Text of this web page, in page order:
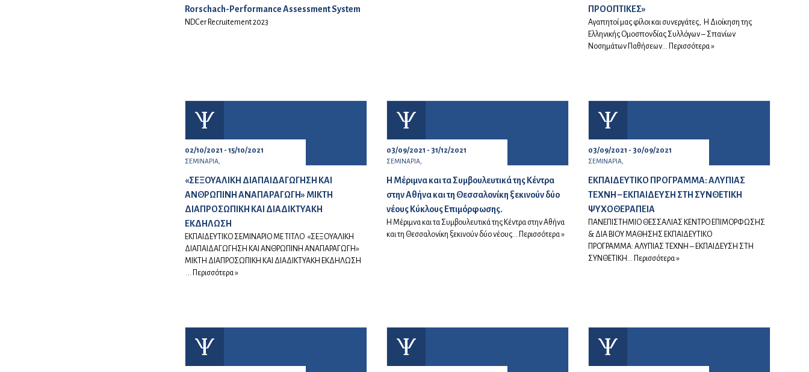
Rorschach-Performance Assessment System
NDCer Recruitement 2023
ΠΡΟΟΠΤΙΚΕΣ»
Αγαπητοί μας φίλοι και συνεργάτες, Η Διοίκηση της
Ελληνικής Ομοσπονδίας Συλλόγων – Σπανίων
Νοσημάτων Παθήσεων...
Περισσότερα »
02/10/2021 - 15/10/2021
ΣΕΜΙΝΑΡΙΑ,
«ΣΕΞΟΥΑΛΙΚΗ ΔΙΑΠΑΙΔΑΓΩΓΗΣΗ ΚΑΙ
ΑΝΘΡΩΠΙΝΗ ΑΝΑΠΑΡΑΓΩΓΗ» ΜΙΚΤΗ
ΔΙΑΠΡΟΣΩΠΙΚΗ ΚΑΙ ΔΙΑΔΙΚΤΥΑΚΗ
ΕΚΔΗΛΩΣΗ
ΕΚΠΑΙΔΕΥΤΙΚΟ ΣΕΜΙΝΑΡΙΟ ΜΕ ΤΙΤΛΟ «ΣΕΞΟΥΑΛΙΚΗ
ΔΙΑΠΑΙΔΑΓΩΓΗΣΗ ΚΑΙ ΑΝΘΡΩΠΙΝΗ ΑΝΑΠΑΡΑΓΩΓΗ»
ΜΙΚΤΗ ΔΙΑΠΡΟΣΩΠΙΚΗ ΚΑΙ ΔΙΑΔΙΚΤΥΑΚΗ ΕΚΔΗΛΩΣΗ
...
Περισσότερα »
03/09/2021 - 31/12/2021
ΣΕΜΙΝΑΡΙΑ,
Η Μέριμνα και τα Συμβουλευτικά της Κέντρα
στην Αθήνα και τη Θεσσαλονίκη ξεκινούν δύο
νέους Κύκλους Επιμόρφωσης.
Η Μέριμνα και τα Συμβουλευτικά της Κέντρα στην Αθήνα
και τη Θεσσαλονίκη ξεκινούν δύο νέους...
Περισσότερα »
03/09/2021 - 30/09/2021
ΣΕΜΙΝΑΡΙΑ,
ΕΚΠΑΙΔΕΥΤΙΚΟ ΠΡΟΓΡΑΜΜΑ: ΑΛΥΠΙΑΣ
ΤΕΧΝΗ – ΕΚΠΑΙΔΕΥΣΗ ΣΤΗ ΣΥΝΘΕΤΙΚΗ
ΨΥΧΟΘΕΡΑΠΕΙΑ
ΠΑΝΕΠΙΣΤΗΜΙΟ ΘΕΣΣΑΛΙΑΣ ΚΕΝΤΡΟ ΕΠΙΜΟΡΦΩΣΗΣ
& ΔΙΑ ΒΙΟΥ ΜΑΘΗΣΗΣ ΕΚΠΑΙΔΕΥΤΙΚΟ
ΠΡΟΓΡΑΜΜΑ: ΑΛΥΠΙΑΣ ΤΕΧΝΗ – ΕΚΠΑΙΔΕΥΣΗ ΣΤΗ
ΣΥΝΘΕΤΙΚΗ...
Περισσότερα »